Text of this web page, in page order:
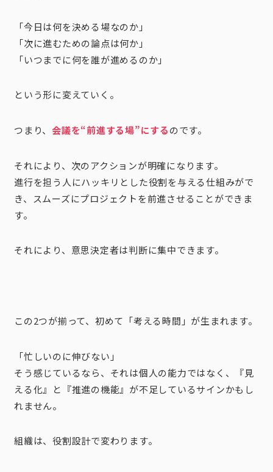
「今日は何を決める場なのか」
「次に進むための論点は何か」
「いつまでに何を誰が進めるのか」
という形に変えていく。
つまり、 会議を“前進する場”にするのです。
それにより、次のアクションが明確になります。
進行を担う人にハッキリとした役割を与える仕組みがで
き、スムーズにプロジェクトを前進させることができま
す。
それにより、意思決定者は判断に集中できます。
この2つが揃って、初めて「考える時間」が生まれます。
「忙しいのに伸びない」
そう感じているなら、それは個人の能力ではなく、『見
える化』と『推進の機能』が不足しているサインかもし
れません。
組織は、役割設計で変わります。